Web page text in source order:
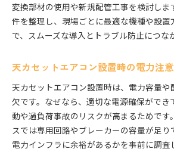
変換部材の使用や新規配管工事を検討しま
件を整理し、現場ごとに最適な機種や設置
で、スムーズな導入とトラブル防止につな
天カセットエアコン設置時の電力注
天カセットエアコン設置時は、電力容量や
欠です。なぜなら、適切な電源確保ができ
動や過負荷事故のリスクが高まるためです
スでは専用回路やブレーカーの容量が足り
電力インフラに余裕があるかを事前に調査